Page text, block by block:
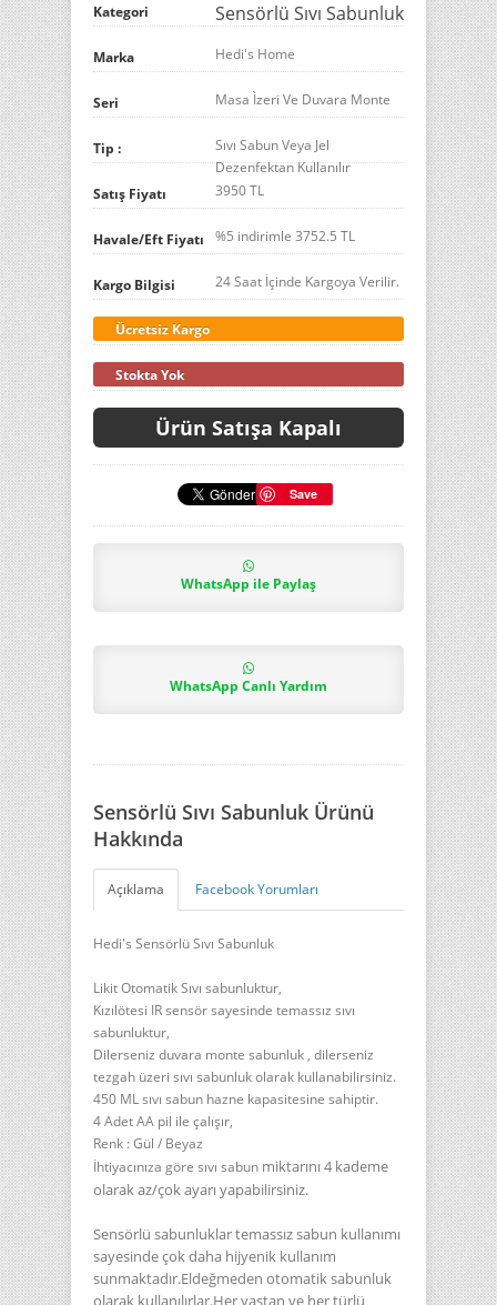
Kategori Sensörlü Sıvı Sabunluk
Marka Hedi's Home
Seri Masa Ìzeri Ve Duvara Monte
Tip :
Sıvı Sabun Veya Jel
Dezenfektan Kullanılır
Satış Fiyatı
3950 TL
Havale/Eft Fiyatı %5 indirimle 3752.5 TL
Kargo Bilgisi 24 Saat İçinde Kargoya Verilir.
Ücretsiz Kargo
Stokta Yok
Ürün Satışa Kapalı
Save
WhatsApp ile Paylaş
WhatsApp Canlı Yardım
Sensörlü Sıvı Sabunluk Ürünü
Hakkında
Açıklama Facebook Yorumları
Hedi's Sensörlü Sıvı Sabunluk
Likit Otomatik Sıvı sabunluktur,
Kızılötesi IR sensör sayesinde temassız sıvı
sabunluktur,
Dilerseniz duvara monte sabunluk , dilerseniz
tezgah üzeri sıvı sabunluk olarak kullanabilirsiniz.
450 ML sıvı sabun hazne kapasitesine sahiptir.
4 Adet AA pil ile çalışır,
Renk : Gül / Beyaz
İhtiyacınıza göre sıvı sabun miktarını 4 kademe
olarak az/çok ayarı yapabilirsiniz.
Sensörlü sabunluklar temassız sabun kullanımı
sayesinde çok daha hijyenik kullanım
sunmaktadır.Eldeğmeden otomatik sabunluk
olarak kullanılırlar.Her yaştan ve her türlü